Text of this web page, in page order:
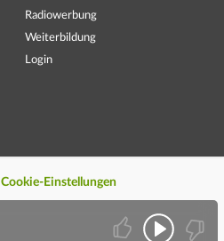
Radiowerbung
Weiterbildung
Login
Cookie-Einstellungen